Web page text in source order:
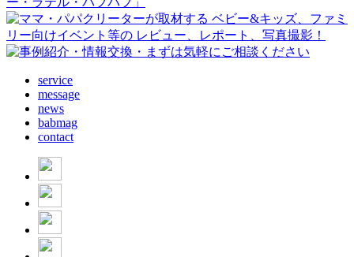
service
message
news
babmag
contact